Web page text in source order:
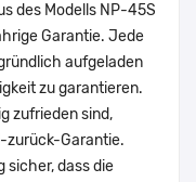
des Modells NP-45S
Garantie. Jede
aufgeladen
zu garantieren.
zufrieden sind,
zurück-Garantie.
sicher, dass die